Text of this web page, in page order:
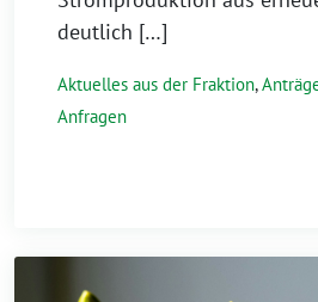
deutlich […]
Aktuelles aus der Fraktion,
Anfragen